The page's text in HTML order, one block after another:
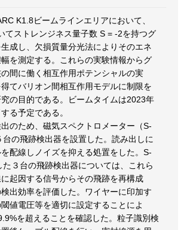
K1.8ビームラインエリアにおいて、
てストレンジネス量子数 S = -2を持つグ
成し、欠損質量分光法によりそのエネ
を測定する。これらの実験情報からグ
間に働く相互作用ポテンシャルの実
てバリオン間相互作用モデルに制限を
の目的である。ビームタイムは2023年
る予定である。
のため、磁気スペクトロメーター（S-
台の飛跡検出器を設置した。読み出しに
配線しノイズを抑える処置をした。S-
た３台の飛跡検出器については、これら
起因する信号からその飛跡を再構成
出効率を評価した。ワイヤーに印加す
値電圧等を適切に設定することによ
を超えることを確認した。粒子識別検